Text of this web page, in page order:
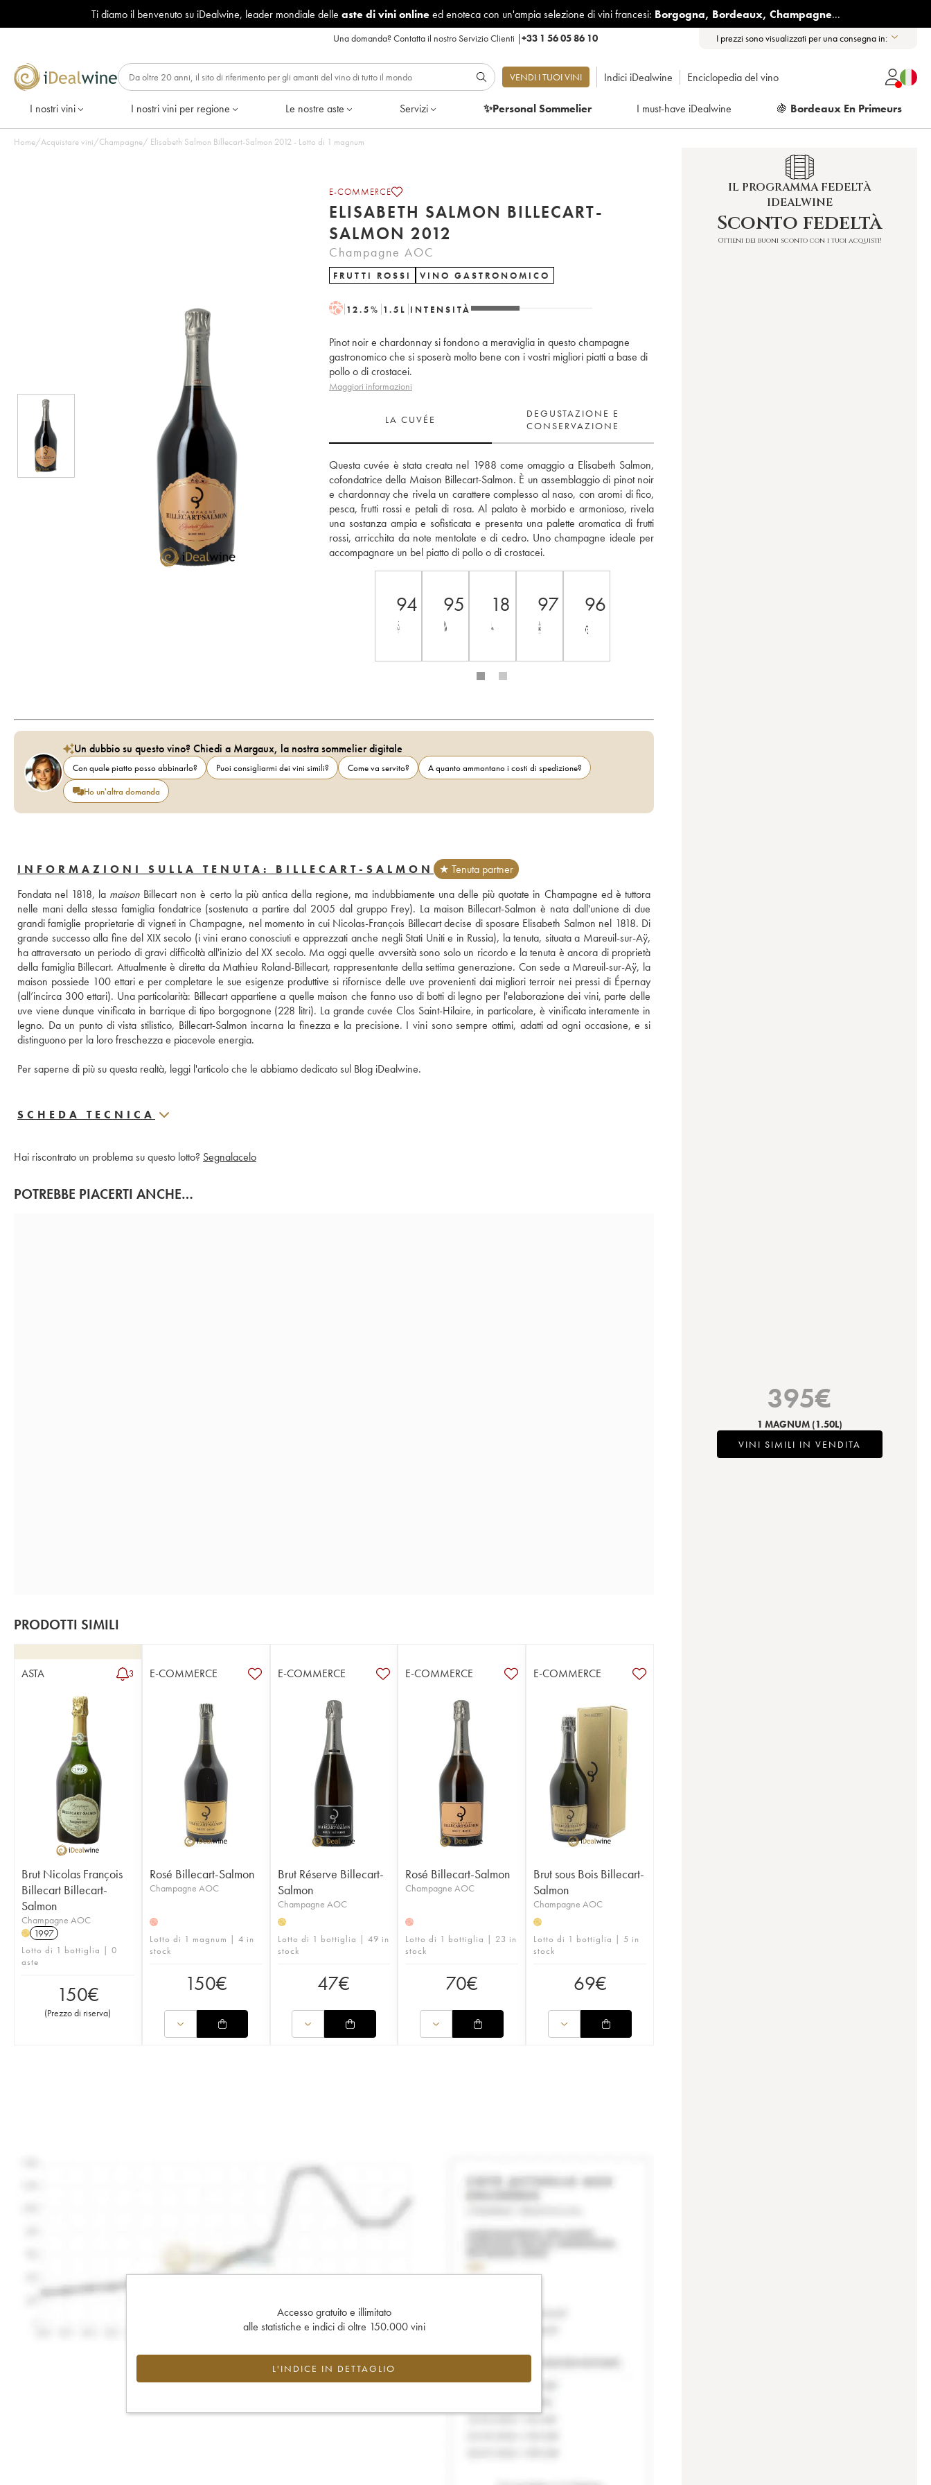
Ti diamo il benvenuto su iDealwine, leader mondiale delle aste di vini onlineed enoteca con un'ampia selezione di vini francesi: Borgogna, Bordeaux, Champagne...
Una domanda?Contatta il nostro Servizio Clienti |+33 1 56 05 86 10 I prezzi sono visualizzati per una consegna in:
VENDI I TUOI VINI Indici iDealwine Enciclopedia del vino
I nostri vini I nostri vini per regione Le nostre aste Servizi ✨Personal Sommelier I must-have iDealwine 🍇 Bordeaux En Primeurs
Home/Acquistare vini/Champagne/ Elisabeth Salmon Billecart-Salmon 2012 - Lotto di 1 magnum
E-COMMERCE
ELISABETH SALMON BILLECART-
SALMON 2012
Champagne AOC
FRUTTI ROSSI VINO GASTRONOMICO
H 12.5% 1.5 L INTENSITÀ
Pinot noir e chardonnay si fondono a meraviglia in questo champagne
gastronomico che si sposerà molto bene con i vostri migliori piatti a base di
pollo o di crostacei.
Maggiori informazioni
LA CUVÉE
DEGUSTAZIONE E
CONSERVAZIONE
Questa cuvée è stata creata nel 1988 come omaggio a Elisabeth Salmon,
cofondatrice della Maison Billecart-Salmon. È un assemblaggio di pinot noir
e chardonnay che rivela un carattere complesso al naso, con aromi di fico,
pesca, frutti rossi e petali di rosa. Al palato è morbido e armonioso, rivela
una sostanza ampia e sofisticata e presenta una palette aromatica di frutti
rossi, arricchita da note mentolate e di cedro. Uno champagne ideale per
94 95 18 97 96
Un dubbio su questo vino? Chiedi a Margaux, la nostra sommelier digitale
Con quale piatto posso abbinarlo? Puoi consigliarmi dei vini simili? Come va servito?
A quanto ammontano i costi di spedizione?
Ho un'altra domanda
INFORMAZIONI SULLA TENUTA: BILLECART-SALMON
★ Tenuta partner
Fondata nel 1818, la maison Billecart non è certo la più antica della regione, ma indubbiamente una delle più quotate in Champagne ed è tuttora
nelle mani della stessa famiglia fondatrice (sostenuta a partire dal 2005 dal gruppo Frey). La maison Billecart-Salmon è nata dall'unione di due
grandi famiglie proprietarie di vigneti in Champagne, nel momento in cui Nicolas-François Billecart decise di sposare Elisabeth Salmon nel 1818. Di
grande successo alla fine del XIX secolo (i vini erano conosciuti e apprezzati anche negli Stati Uniti e in Russia), la tenuta, situata a Mareuil-sur-Aÿ,
ha attraversato un periodo di gravi difficoltà all'inizio del XX secolo. Ma oggi quelle avversità sono solo un ricordo e la tenuta è ancora di proprietà
della famiglia Billecart. Attualmente è diretta da Mathieu Roland-Billecart, rappresentante della settima generazione. Con sede a Mareuil-sur-Aÿ, la
maison possiede 100 ettari e per completare le sue esigenze produttive si rifornisce delle uve provenienti dai migliori terroir nei pressi di Épernay
(all’incirca 300 ettari). Una particolarità: Billecart appartiene a quelle maison che fanno uso di botti di legno per l'elaborazione dei vini, parte delle
uve viene dunque vinificata in barrique di tipo borgognone (228 litri). La grande cuvée Clos Saint-Hilaire, in particolare, è vinificata interamente in
legno. Da un punto di vista stilistico, Billecart-Salmon incarna la finezza e la precisione. I vini sono sempre ottimi, adatti ad ogni occasione, e si
distinguono per la loro freschezza e piacevole energia.
Per saperne di più su questa realtà, leggi l'articolo che le abbiamo dedicato sul Blog iDealwine.
SCHEDA TECNICA
Hai riscontrato un problema su questo lotto? Segnalacelo
POTREBBE PIACERTI ANCHE…
PRODOTTI SIMILI
ASTA 3
Brut Nicolas François
Billecart Billecart-
Salmon
Champagne AOC
H 1997
Lotto di 1 bottiglia | 0
aste
150€
(Prezzo di riserva)
E-COMMERCE
Rosé Billecart-Salmon
Champagne AOC
H
Lotto di 1 magnum | 4 in
stock
150€
E-COMMERCE
Brut Réserve Billecart-
Salmon
Champagne AOC
H
Lotto di 1 bottiglia | 49 in
stock
47€
E-COMMERCE
Rosé Billecart-Salmon
Champagne AOC
H
Lotto di 1 bottiglia | 23 in
stock
70€
E-COMMERCE
Brut sous Bois Billecart-
Salmon
Champagne AOC
H
Lotto di 1 bottiglia | 5 in
stock
69€
Accesso gratuito e illimitato
alle statistiche e indici di oltre 150.000 vini
L'INDICE IN DETTAGLIO
IL PROGRAMMA FEDELTÀ
IDEALWINE
Sconto fedeltà
Ottieni dei buoni sconto con i tuoi acquisti!
395€
1 MAGNUM (1.50L)
VINI SIMILI IN VENDITA